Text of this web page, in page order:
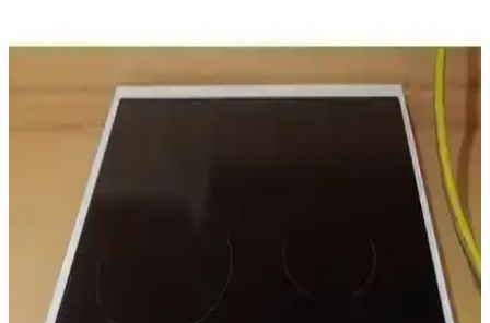
Kenz Life Ankastre Modülü Kabini İncelemesi:
Tasarım, Kullanım ve Montaj Detayları
Kenz Life ankastre kabini, şık tasarımı ve fonksiyonelliği ile
mutfaklara estetik katarken, montaj ve dayanıklılık konularında
dikkat edilmesi gereken noktaları içerir.
Mobben Ankastre Dolabı: Modern Tasarım ve
İşlevselliğin Birleşimi
Mobben ankastre dolabı, modern tasarımı ve dayanıklı
malzemeleriyle mutfaklara şıklık katarken, kolay montaj ve uyum
özellikleriyle kullanıcı memnuniyetini artırıyor.